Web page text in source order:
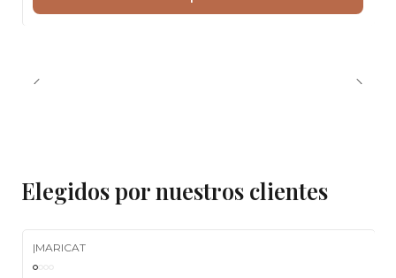
Elegidos por nuestros clientes
|MARICAT